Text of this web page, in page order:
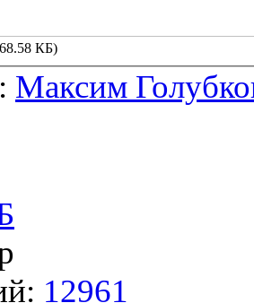
КБ)
Максим
12961